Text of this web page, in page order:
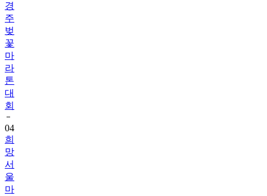
경
주
벚
꽃
마
라
톤
대
회
04
희
망
서
울
마